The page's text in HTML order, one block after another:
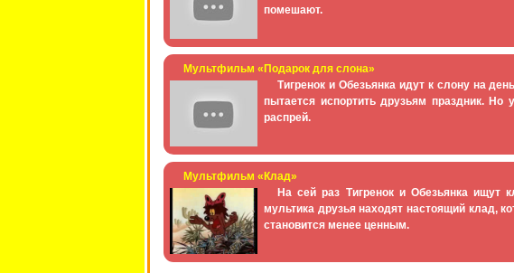
помешают.
Мультфильм «Подарок для слона»
Тигренок и Обезьянка идут к слону на
пытается испортить друзьям праздник. Но
распрей.
Мультфильм «Клад»
На сей раз Тигренок и Обезьянка
мультика друзья находят настоящий клад,
становится менее ценным.